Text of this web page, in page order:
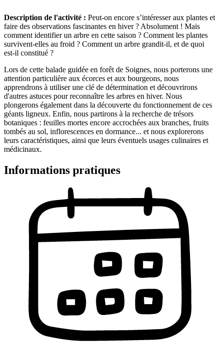
Description de l'activité : Peut-on encore s’intéresser aux plantes et
faire des observations fascinantes en hiver ? Absolument ! Mais
comment identifier un arbre en cette saison ? Comment les plantes
survivent-elles au froid ? Comment un arbre grandit-il, et de quoi
est-il constitué ?
Lors de cette balade guidée en forêt de Soignes, nous porterons une
attention particulière aux écorces et aux bourgeons, nous
apprendrons à utiliser une clé de détermination et découvrirons
d'autres astuces pour reconnaître les arbres en hiver. Nous
plongerons également dans la découverte du fonctionnement de ces
géants ligneux. Enfin, nous partirons à la recherche de trésors
botaniques : feuilles mortes encore accrochées aux branches, fruits
tombés au sol, inflorescences en dormance... et nous explorerons
leurs caractéristiques, ainsi que leurs éventuels usages culinaires et
médicinaux.
Informations pratiques